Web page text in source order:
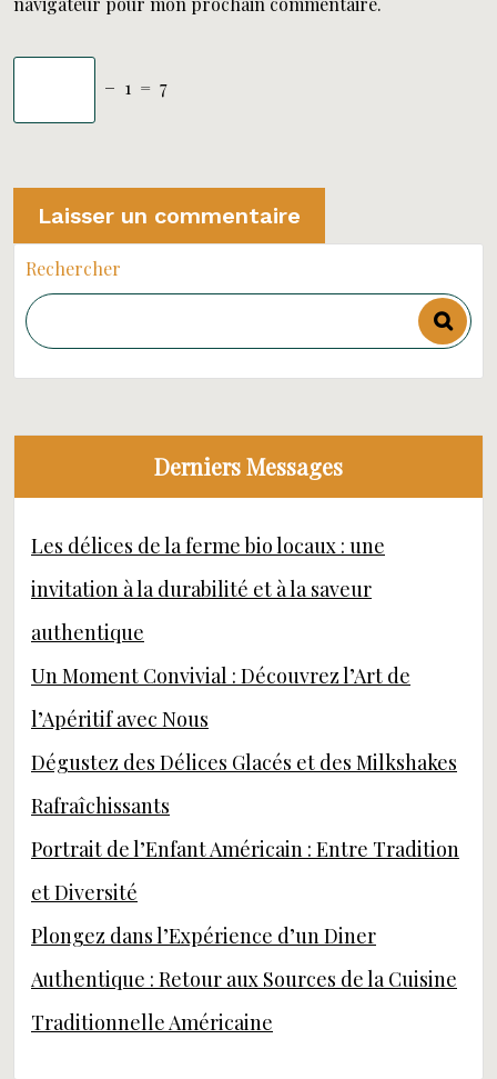
− 1 = 7
Rechercher
Derniers Messages
Les délices de la ferme bio locaux : une
invitation à la durabilité et à la saveur
authentique
Un Moment Convivial : Découvrez l’Art de
l’Apéritif avec Nous
Dégustez des Délices Glacés et des Milkshakes
Rafraîchissants
Portrait de l’Enfant Américain : Entre Tradition
et Diversité
Plongez dans l’Expérience d’un Diner
Authentique : Retour aux Sources de la Cuisine
Traditionnelle Américaine